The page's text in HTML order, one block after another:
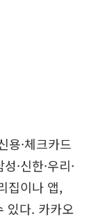
용·체크카드
·신한·우리·
집이나 앱,
있다. 카카오